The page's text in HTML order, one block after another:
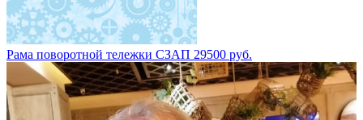
Рама поворотной тележки СЗАП 29500 руб.